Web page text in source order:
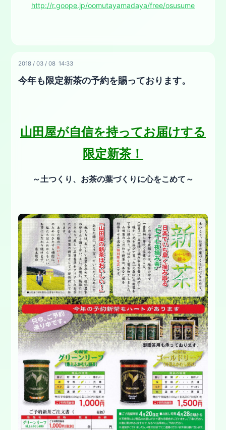
http://r.goope.jp/oomutayamadaya/free/osusume
2018 /03 /08 14:33
今年も限定新茶の予約を賜っております。
山田屋が自信を持ってお届けする
限定新茶！
～土つくり、お茶の葉づくりに心をこめて～